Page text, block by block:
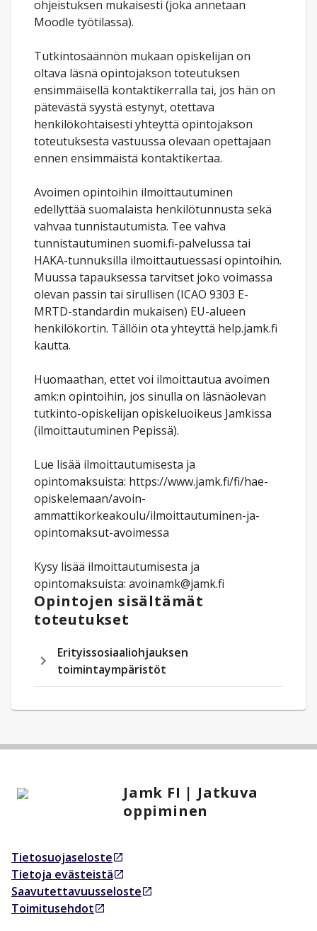
ohjeistuksen mukaisesti (joka annetaan
Moodle työtilassa).
Tutkintosäännön mukaan opiskelijan on
oltava läsnä opintojakson toteutuksen
ensimmäisellä kontaktikerralla tai, jos hän on
pätevästä syystä estynyt, otettava
henkilökohtaisesti yhteyttä opintojakson
toteutuksesta vastuussa olevaan opettajaan
ennen ensimmäistä kontaktikertaa.
Avoimen opintoihin ilmoittautuminen
edellyttää suomalaista henkilötunnusta sekä
vahvaa tunnistautumista. Tee vahva
tunnistautuminen suomi.fi-palvelussa tai
HAKA-tunnuksilla ilmoittautuessasi opintoihin.
Muussa tapauksessa tarvitset joko voimassa
olevan passin tai sirullisen (ICAO 9303 E-
MRTD-standardin mukaisen) EU-alueen
henkilökortin. Tällöin ota yhteyttä help.jamk.fi
kautta.
Huomaathan, ettet voi ilmoittautua avoimen
amk:n opintoihin, jos sinulla on läsnäolevan
tutkinto-opiskelijan opiskeluoikeus Jamkissa
(ilmoittautuminen Pepissä).
Lue lisää ilmoittautumisesta ja
opintomaksuista: https://www.jamk.fi/fi/hae-
opiskelemaan/avoin-
ammattikorkeakoulu/ilmoittautuminen-ja-
opintomaksut-avoimessa
Kysy lisää ilmoittautumisesta ja
opintomaksuista: avoinamk@jamk.fi
Opintojen sisältämät
toteutukset
Erityissosiaaliohjauksen
toimintaympäristöt
Jamk FI | Jatkuva
oppiminen
Tietosuojaseloste
Avautuu uudessa välilehdessä
Tietoja evästeistä
Avautuu uudessa välilehdessä
Saavutettavuusseloste
Avautuu uudessa välilehdessä
Toimitusehdot
Avautuu uudessa välilehdessä